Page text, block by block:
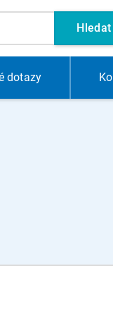
Hledat
dotazy